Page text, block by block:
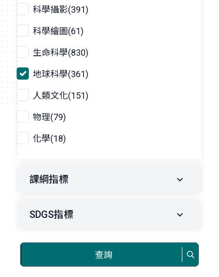
科學攝影(391)
科學繪圖(61)
生命科學(830)
地球科學(361)
人類文化(151)
物理(79)
化學(18)
課綱指標
SDGS指標
查詢